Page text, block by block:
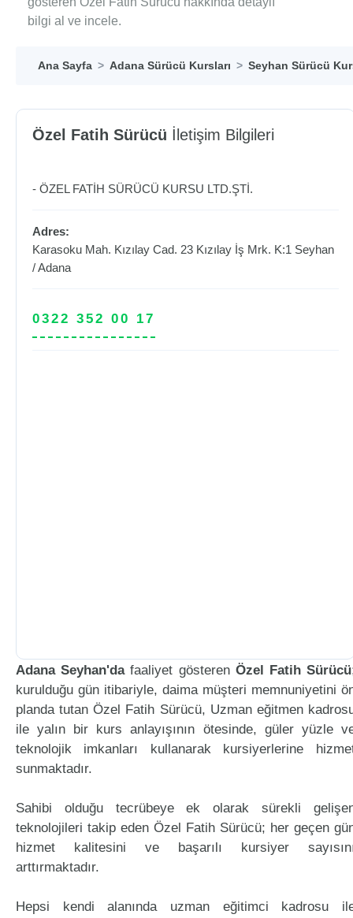
bilgi al ve incele.
Ana Sayfa Adana Sürücü Kursları Seyhan Sürücü
Özel Fatih Sürücü İletişim Bilgileri
- ÖZEL FATİH SÜRÜCÜ KURSU LTD.ŞTİ.
Adres:
Karasoku Mah. Kızılay Cad. 23 Kızılay İş Mrk. K:1 Seyhan
/Adana
0322 352 00 17
Adana Seyhan'dafaaliyet gösteren Özel Fatih Sürücü
kurulduğu gün itibariyle, daima müşteri memnuniyetini
planda tutan Özel Fatih Sürücü, Uzman eğitmen
ile yalın bir kurs anlayışının ötesinde, güler yüzle
teknolojik imkanları kullanarak kursiyerlerine
sunmaktadır.
Sahibi olduğu tecrübeye ek olarak sürekli
teknolojileri takip eden Özel Fatih Sürücü; her geçen
hizmet kalitesini ve başarılı kursiyer
arttırmaktadır.
Hepsi kendi alanında uzman eğitimci kadrosu